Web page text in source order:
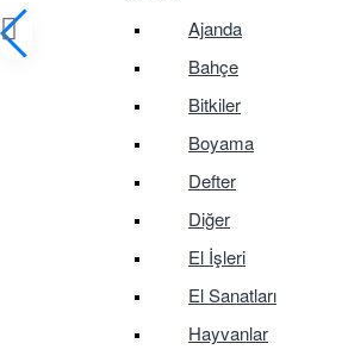
Ajanda
Bahçe
Bitkiler
Boyama
Defter
Diğer
El İşleri
El Sanatları
Hayvanlar